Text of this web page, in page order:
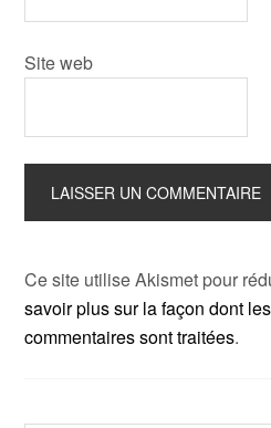
Site web
Ce site utilise Akismet pour
savoir plus sur la façon dont
commentaires sont traitées.